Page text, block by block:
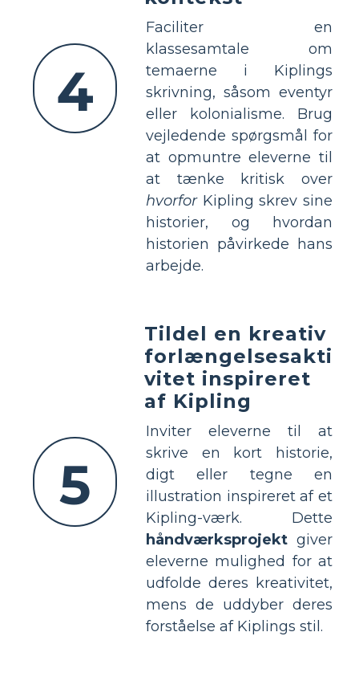
4
Faciliter en
klassesamtale om
temaerne i Kiplings
skrivning, såsom eventyr
eller kolonialisme. Brug
vejledende spørgsmål for
at opmuntre eleverne til
at tænke kritisk over
hvorforKipling skrev sine
historier, og hvordan
historien påvirkede hans
arbejde.
5
Tildel en kreativ
forlængelsesakti
vitet inspireret
af Kipling
Inviter eleverne til at
skrive en kort historie,
digt eller tegne en
illustration inspireret af et
Kipling-værk. Dette
håndværksprojekt giver
eleverne mulighed for at
udfolde deres kreativitet,
mens de uddyber deres
forståelse af Kiplings stil.